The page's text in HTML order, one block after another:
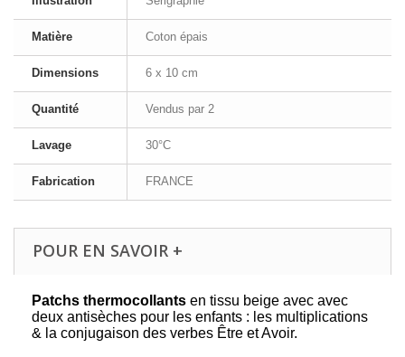
Matière Coton épais
Dimensions 6 x 10 cm
Quantité Vendus par 2
Lavage 30°C
Fabrication FRANCE
POUR EN SAVOIR +
Patchs thermocollants en tissu beige avec avec
deux antisèches pour les enfants : les multiplications
& la conjugaison des verbes Être et Avoir.